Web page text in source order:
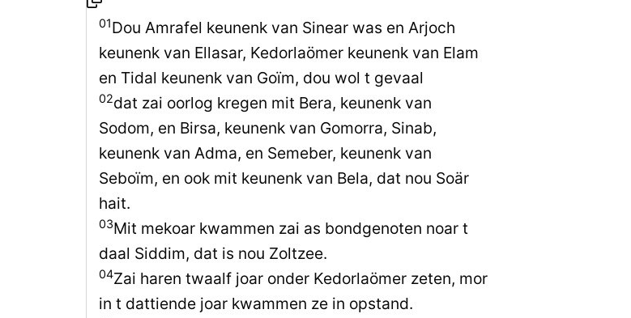
01Dou Amrafel keunenk van Sinear was en Arjoch
keunenk van Ellasar, Kedorlaömer keunenk van Elam
en Tidal keunenk van Goïm, dou wol t gevaal
02dat zai oorlog kregen mit Bera, keunenk van
Sodom, en Birsa, keunenk van Gomorra, Sinab,
keunenk van Adma, en Semeber, keunenk van
Seboïm, en ook mit keunenk van Bela, dat nou Soär
hait.
03Mit mekoar kwammen zai as bondgenoten noar t
daal Siddim, dat is nou Zoltzee.
04Zai haren twaalf joar onder Kedorlaömer zeten, mor
in t dattiende joar kwammen ze in opstand.